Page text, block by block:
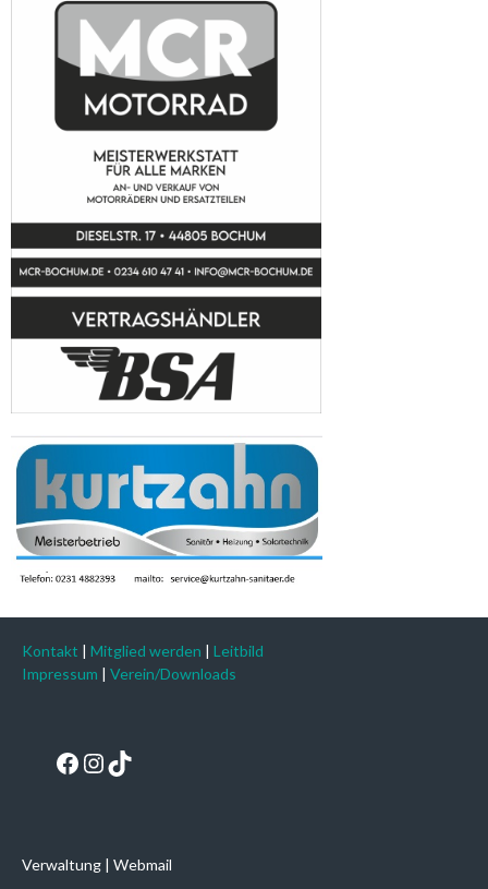
Kontakt | Mitglied werden | Leitbild
Impressum | Verein/Downloads
Facebook
Instagram
TikTok
Verwaltung | Webmail